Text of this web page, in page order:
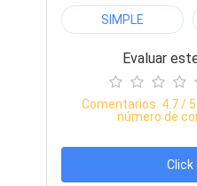
SIMPLE
Evaluar
Comentarios: 4.7/ 5
número de
Click